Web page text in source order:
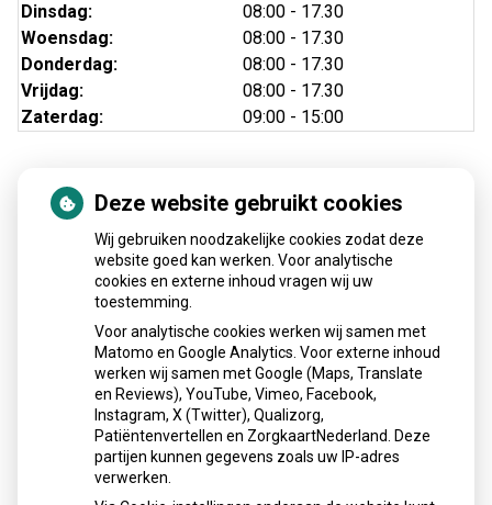
Dinsdag:
08:00 - 17.30
Woensdag:
08:00 - 17.30
Donderdag:
08:00 - 17.30
Vrijdag:
08:00 - 17.30
Zaterdag:
09:00 - 15:00
Nieuws
Sinds huisartsen afslankmedicijnen mogen voorschrijven,
neemt gebruik toe
Schurft sinds corona geen vergeten ziekte meer: aantal
uitbraken fors gestegen
Stoppen met afslankmedicijnen betekent zonder
leefstijlaanpassingen weer gewichtstoename
Kookadvies drinkwater in provincie Utrecht vanwege
besmetting
Terugroepactie babyvoeding Nestlé: bacterie kan baby’s
ziek maken
Deze website gebruikt cookies
Wij gebruiken noodzakelijke cookies zodat deze
website goed kan werken. Voor analytische
cookies en externe inhoud vragen wij uw
toestemming.
Voor analytische cookies werken wij samen met
Matomo en Google Analytics. Voor externe inhoud
werken wij samen met Google (Maps, Translate
en Reviews), YouTube, Vimeo, Facebook,
Instagram, X (Twitter), Qualizorg,
Patiëntenvertellen en ZorgkaartNederland. Deze
partijen kunnen gegevens zoals uw IP-adres
verwerken.